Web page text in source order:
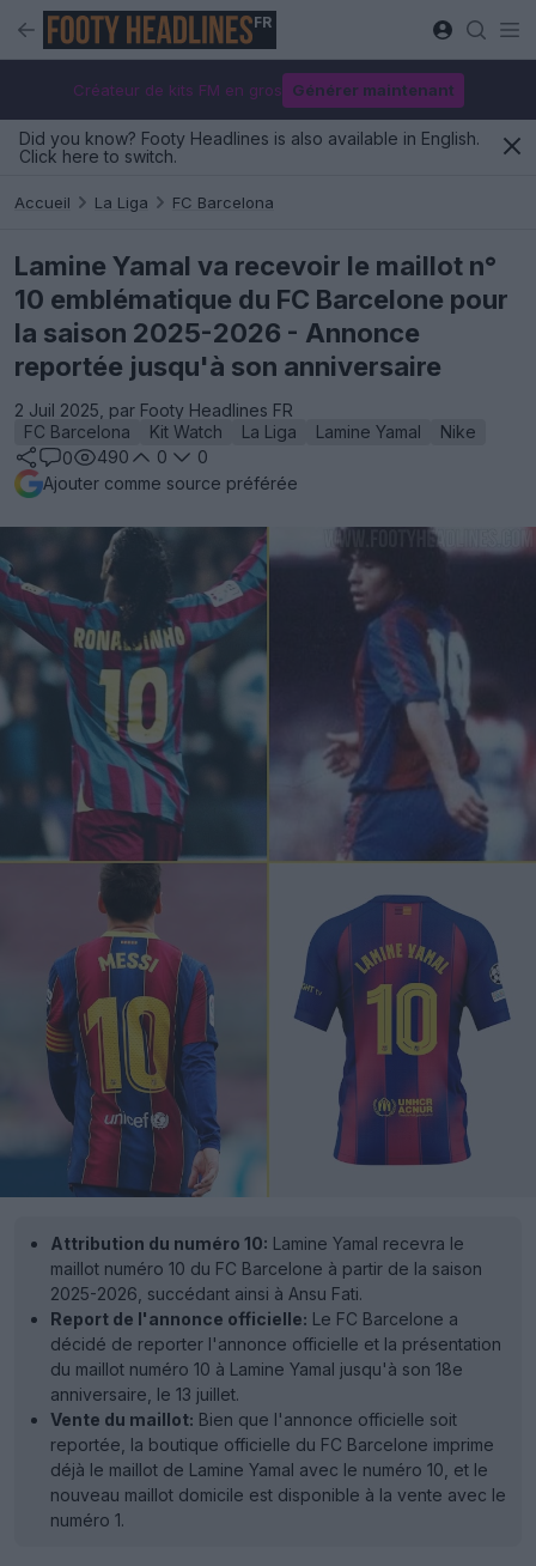
FR
Créateur de kits FM en gros Générer maintenant
Did you know? Footy Headlines is also available in English.
Click here to switch.
Accueil La Liga FC Barcelona
Lamine Yamal va recevoir le maillot n°
10 emblématique du FC Barcelone pour
la saison 2025-2026 - Annonce
reportée jusqu'à son anniversaire
2 Juil 2025, par Footy Headlines FR
FC Barcelona
Kit Watch La Liga Lamine Yamal
Nike
0
490 0
0
Ajouter comme source préférée
Attribution du numéro 10: Lamine Yamal recevra le
maillot numéro 10 du FC Barcelone à partir de la saison
2025-2026, succédant ainsi à Ansu Fati.
Report de l'annonce officielle: Le FC Barcelone a
décidé de reporter l'annonce officielle et la présentation
du maillot numéro 10 à Lamine Yamal jusqu'à son 18e
anniversaire, le 13 juillet.
Vente du maillot: Bien que l'annonce officielle soit
reportée, la boutique officielle du FC Barcelone imprime
déjà le maillot de Lamine Yamal avec le numéro 10, et le
nouveau maillot domicile est disponible à la vente avec le
numéro 1.